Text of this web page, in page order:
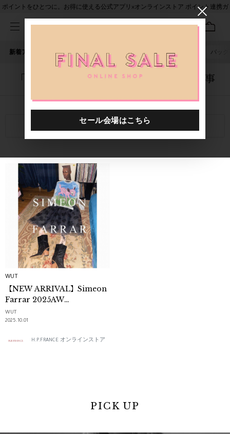
ポイントをひとつに。お得に使える公式アプリ×オンラインストア ポイント連携ガ
新着アイテム 人気ワード セール 40th限定 バッグ
「1055201.2520007.0001」に関する記事
関連キーワード
WUT
【NEW ARRIVAL】Simeon
Farrar 2025AW
COLLECTION｜WUT
WUT
2025.10.01
H.P.FRANCE オンラインストア
PICK UP